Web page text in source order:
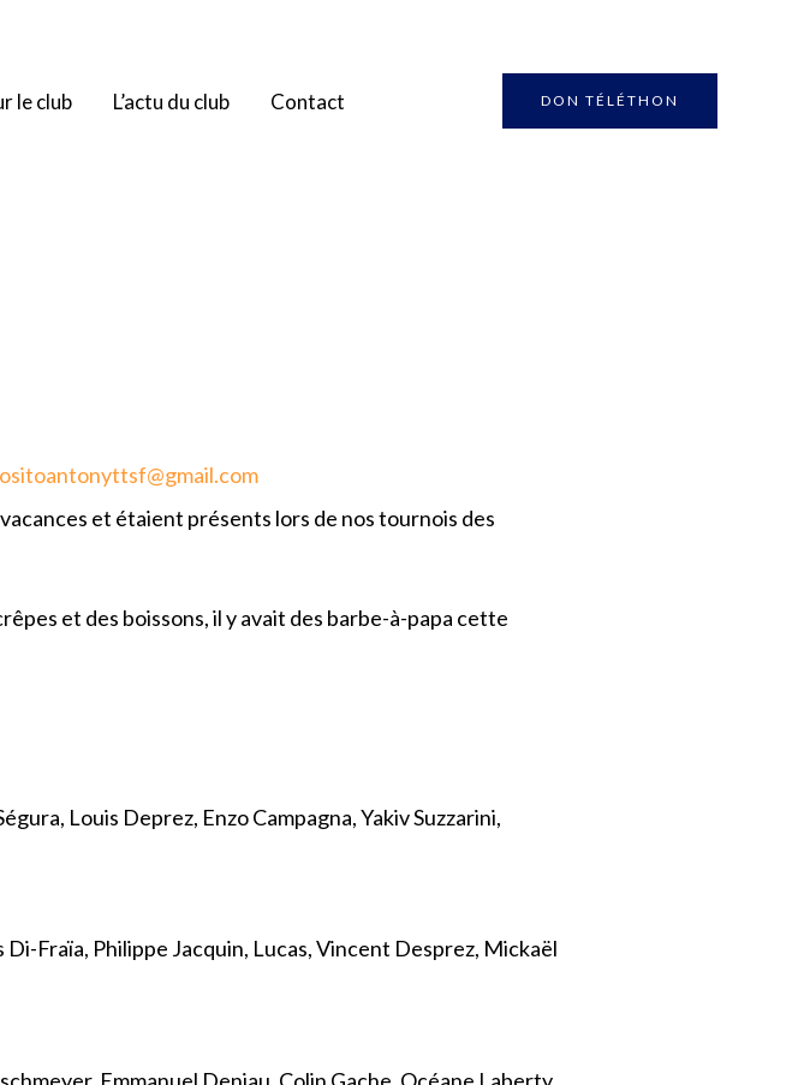
le club L’actu du club Contact DON TÉLÉTHON
et étaient présents lors de nos tournois des
et des boissons, il y avait des barbe-à-papa cette
Louis Deprez, Enzo Campagna, Yakiv Suzzarini,
Fraïa, Philippe Jacquin, Lucas, Vincent Desprez, Mickaël